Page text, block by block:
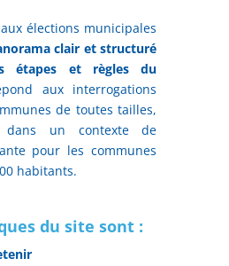
élections municipales
clair et structuré
étapes et règles du
aux interrogations
de toutes tailles,
dans un contexte de
pour les communes
habitants.
du site sont :